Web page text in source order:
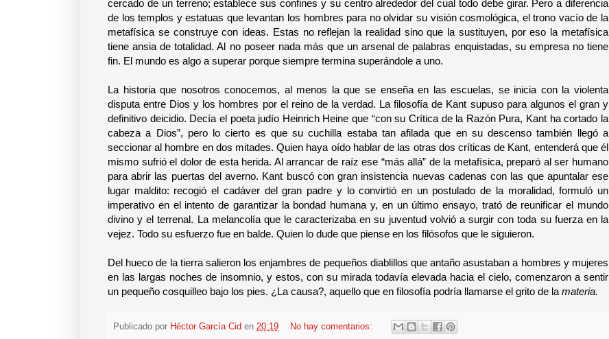
cercado de un terreno; establece sus confines y su centro alrededor del cual todo debe girar. Pero a diferencia
de los templos y estatuas que levantan los hombres para no olvidar su visión cosmológica, el trono vacío de la
metafísica se construye con ideas. Estas no reflejan la realidad sino que la sustituyen, por eso la metafísica
tiene ansia de totalidad. Al no poseer nada más que un arsenal de palabras enquistadas, su empresa no tiene
fin. El mundo es algo a superar porque siempre termina superándole a uno.
La historia que nosotros conocemos, al menos la que se enseña en las escuelas, se inicia con la violenta
disputa entre Dios y los hombres por el reino de la verdad. La filosofía de Kant supuso para algunos el gran y
definitivo deicidio. Decía el poeta judío Heinrich Heine que “con su Crítica de la Razón Pura, Kant ha cortado la
cabeza a Dios”, pero lo cierto es que su cuchilla estaba tan afilada que en su descenso también llegó a
seccionar al hombre en dos mitades. Quien haya oído hablar de las otras dos críticas de Kant, entenderá que él
mismo sufrió el dolor de esta herida. Al arrancar de raíz ese “más allá” de la metafísica, preparó al ser humano
para abrir las puertas del averno. Kant buscó con gran insistencia nuevas cadenas con las que apuntalar ese
lugar maldito: recogió el cadáver del gran padre y lo convirtió en un postulado de la moralidad, formuló un
imperativo en el intento de garantizar la bondad humana y, en un último ensayo, trató de reunificar el mundo
divino y el terrenal. La melancolía que le caracterizaba en su juventud volvió a surgir con toda su fuerza en la
vejez. Todo su esfuerzo fue en balde. Quien lo dude que piense en los filósofos que le siguieron.
Del hueco de la tierra salieron los enjambres de pequeños diablillos que antaño asustaban a hombres y mujeres
en las largas noches de insomnio, y estos, con su mirada todavía elevada hacia el cielo, comenzaron a sentir
un pequeño cosquilleo bajo los pies. ¿La causa?, aquello que en filosofía podría llamarse el grito de la materia.
Publicado por Héctor García Cid en 20:19
No hay comentarios: